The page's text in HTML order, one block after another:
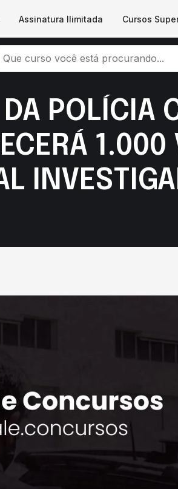
Assinatura Ilimitada Cursos
POLÍCIA
1.000